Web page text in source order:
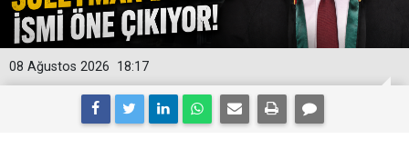
18:17
08 Ağustos 2026